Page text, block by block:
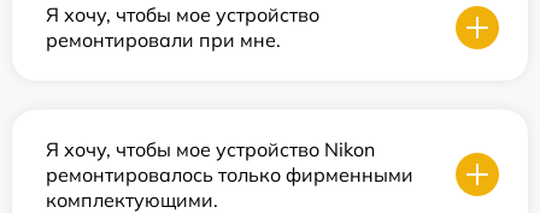
Я хочу, чтобы мое устройство
ремонтировали при мне.
Я хочу, чтобы мое устройство Nikon
ремонтировалось только фирменными
комплектующими.